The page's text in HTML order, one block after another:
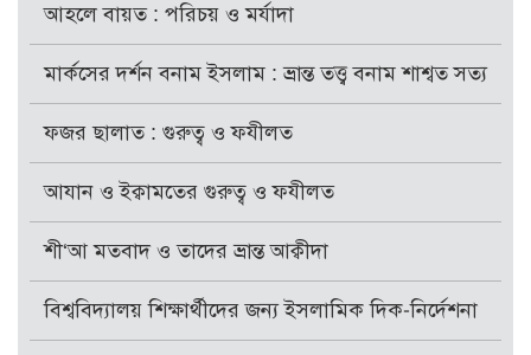
আহলে বায়ত : পরিচয় ও মর্যাদা
মার্কসের দর্শন বনাম ইসলাম : ভ্রান্ত তত্ত্ব বনাম শাশ্বত সত্য
ফজর ছালাত : গুরুত্ব ও ফযীলত
আযান ও ইক্বামতের গুরুত্ব ও ফযীলত
শী‘আ মতবাদ ও তাদের ভ্রান্ত আক্বীদা
বিশ্ববিদ্যালয় শিক্ষার্থীদের জন্য ইসলামিক দিক-নির্দেশনা